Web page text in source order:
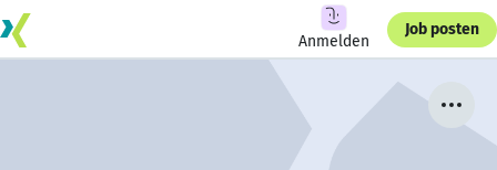
Anmelden
Job posten